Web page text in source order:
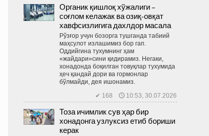
Органик қишлоқ хўжалиги –
соғлом келажак ва озиқ-овқат
хавфсизлигига дахлдор масала
Рўзғор учун бозорга тушганда табиий
маҳсулот излашимиз бор гап.
Оддийгина тухумнинг ҳам
«жайдари»сини қидирамиз. Негаки,
хонадонда боқилган товуқлар тухумида
ҳеч қандай дори ва гормонлар
бўлмайди, дея ишонамиз.
✔ 168 🕔 10:53, 30.07.2026
Тоза ичимлик сув ҳар бир
хонадонга узлуксиз етиб бориши
керак